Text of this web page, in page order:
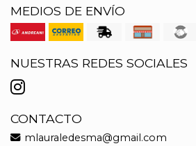
MEDIOS DE ENVÍO
NUESTRAS REDES SOCIALES
CONTACTO
mlauraledesma@gmail.com